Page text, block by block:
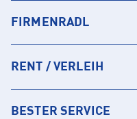
FIRMENRADL
RENT / VERLEIH
BESTER SERVICE